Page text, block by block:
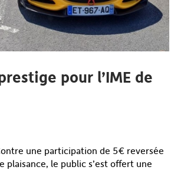
pour l’IME de
une participation de 5€ reversée
plaisance, le public s’est offert une